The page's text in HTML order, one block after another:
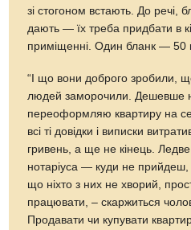
зі стогоном встають. До речі,
дають — їх треба придбати в
приміщенні. Один бланк — 50
“І що вони доброго зробили,
людей заморочили. Дешевше
переоформляю квартиру на
всі ті довідки і виписки
гривень, а ще не кінець.
нотаріуса — куди не прийдеш,
що ніхто з них не хворий,
працювати, – скаржиться
Продавати чи купувати